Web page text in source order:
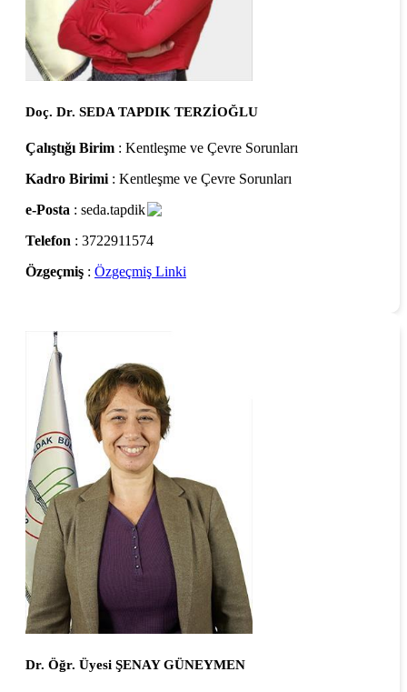
Doç. Dr. SEDA TAPDIK TERZİOĞLU
Çalıştığı Birim : Kentleşme ve Çevre Sorunları
Kadro Birimi : Kentleşme ve Çevre Sorunları
e-Posta : seda.tapdik
Telefon : 3722911574
Özgeçmiş : Özgeçmiş Linki
Dr. Öğr. Üyesi ŞENAY GÜNEYMEN